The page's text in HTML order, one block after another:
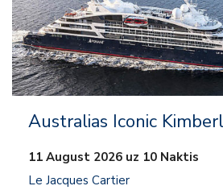
Australias Iconic
11 August 2026 uz 10 Naktis
Le Jacques Cartier